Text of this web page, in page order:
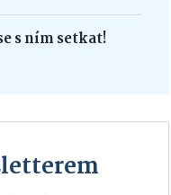
s ním setkat!